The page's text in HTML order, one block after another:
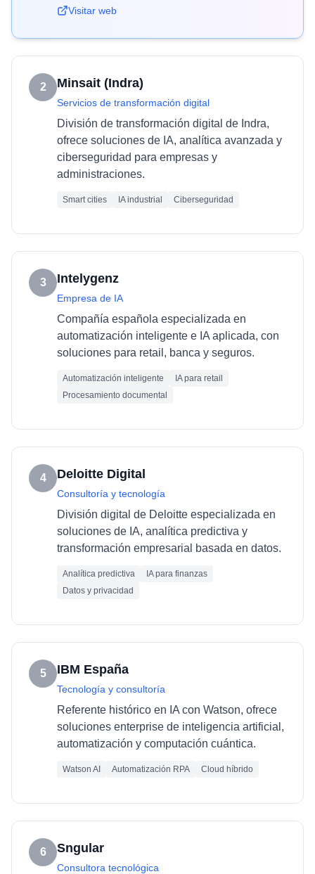
Visitar web
2 Minsait (Indra)
Servicios de transformación digital
División de transformación digital de Indra,
ofrece soluciones de IA, analítica avanzada y
ciberseguridad para empresas y
administraciones.
Smart cities IA industrial Ciberseguridad
3 Intelygenz
Empresa de IA
Compañía española especializada en
automatización inteligente e IA aplicada, con
soluciones para retail, banca y seguros.
Automatización inteligente
IA para retail
Procesamiento documental
4 Deloitte Digital
Consultoría y tecnología
División digital de Deloitte especializada en
soluciones de IA, analítica predictiva y
transformación empresarial basada en datos.
Analítica predictiva
IA para finanzas
Datos y privacidad
5 IBM España
Tecnología y consultoría
Referente histórico en IA con Watson, ofrece
soluciones enterprise de inteligencia artificial,
automatización y computación cuántica.
Watson AI Automatización RPA Cloud híbrido
6 Sngular
Consultora tecnológica